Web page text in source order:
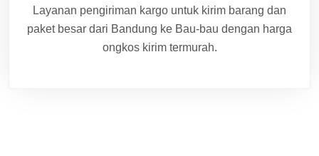
Layanan pengiriman kargo untuk kirim barang dan
paket besar dari Bandung ke Bau-bau dengan harga
ongkos kirim termurah.